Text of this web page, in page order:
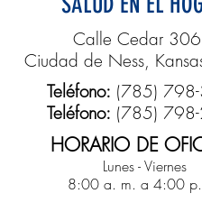
Calle Cedar
Ciudad de Ness,
Teléfono: (785)
Teléfono: (785)
HORARIO DE
Lunes - Viernes
8:00 a. m. a 4:00